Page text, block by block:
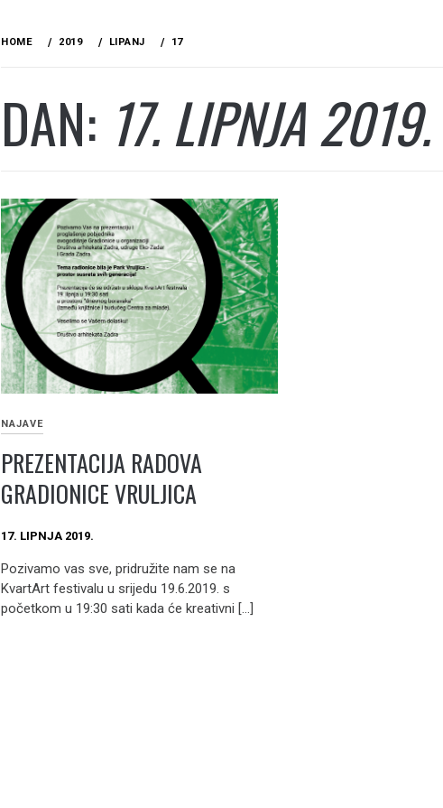
HOME 2019 LIPANJ 17
DAN: 17. LIPNJA 2019.
NAJAVE
PREZENTACIJA RADOVA
GRADIONICE VRULJICA
17. LIPNJA 2019.
Pozivamo vas sve, pridružite nam se na
KvartArt festivalu u srijedu 19.6.2019. s
početkom u 19:30 sati kada će kreativni […]